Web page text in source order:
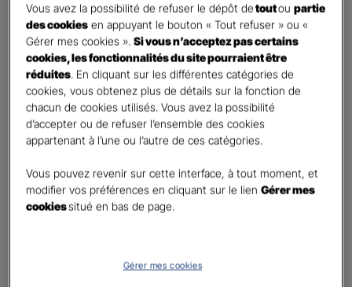
Nombre de caractères restants :9 caractères restants
Indiquez un montant annuel en euro, même approximatif.
La limite est de 9 caractères. Caractères restants : 9.
Code postal du risque*
Nombre de caractères restants :5 caractères restants
La limite est de 5 caractères. Caractères restants : 5.
Responsabilité Civile
Batiment / Local commercial
Vos informations :
Vous avez la possibilité de refuser le dépôt detoutoupartie
des cookies en appuyant le bouton « Tout refuser » ou «
Gérer mes cookies ».Si vous n’acceptez pas certains
cookies, les fonctionnalités du site pourraient être
réduites . En cliquant sur les différentes catégories de
cookies, vous obtenez plus de détails sur la fonction de
chacun de cookies utilisés. Vous avez la possibilité
d’accepter ou de refuser l’ensemble des cookies
appartenant à l’une ou l’autre de ces catégories.
Vous pouvez revenir sur cette interface, à tout moment, et
modifier vos préférences en cliquant sur le lienGérer mes
cookiessitué en bas de page.
Gérer mes cookies